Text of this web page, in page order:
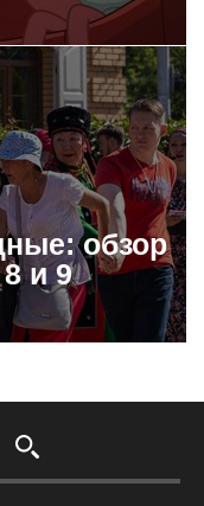
обзор
и 9